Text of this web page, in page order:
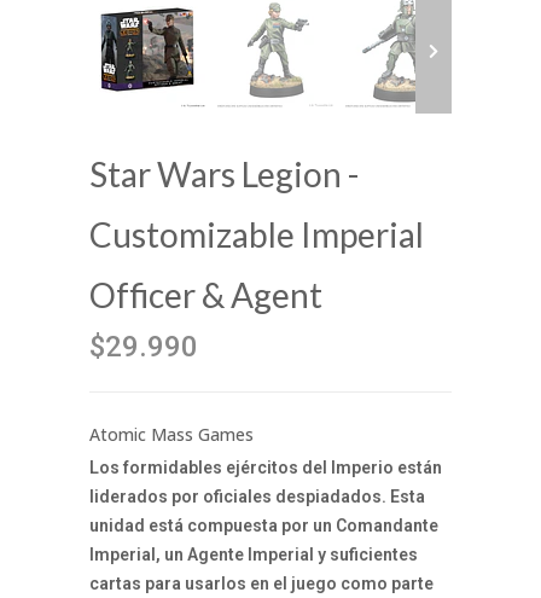
Star Wars Legion -
Customizable Imperial
Officer & Agent
$29.990
Atomic Mass Games
Los formidables ejércitos del Imperio están
liderados por oficiales despiadados. Esta
unidad está compuesta por un Comandante
Imperial, un Agente Imperial y suficientes
cartas para usarlos en el juego como parte